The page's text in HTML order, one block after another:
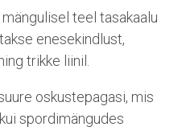
teel tasakaalu
enesekindlust,
trikke liinil.
oskustepagasi, mis
spordimängudes